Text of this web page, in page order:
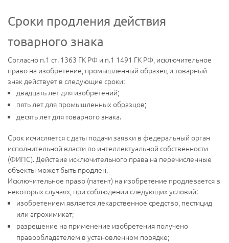
Сроки продления действия
товарного знака
Согласно п.1 ст. 1363 ГК РФ и п.1 1491 ГК РФ, исключительное
право на изобретение, промышленный образец и товарный
знак действует в следующие сроки:
двадцать лет для изобретений;
пять лет для промышленных образцов;
десять лет для товарного знака.
Срок исчисляется с даты подачи заявки в федеральный орган
исполнительной власти по интеллектуальной собственности
(ФИПС). Действие исключительного права на перечисленные
объекты может быть продлен.
Исключительное право (патент) на изобретение продлевается в
некоторых случаях, при соблюдении следующих условий:
изобретением является лекарственное средство, пестицид
или агрохимикат;
разрешение на применение изобретения получено
правообладателем в установленном порядке;